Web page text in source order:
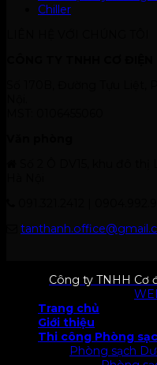
Chiller
Công ty TNHH Cơ
Trang chủ
Giới thiệu
Thi công Phòng
Phòng sạch